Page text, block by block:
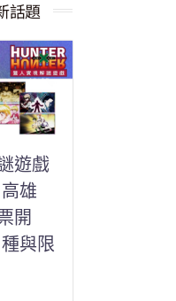
話題
遊戲
雄
開
與限